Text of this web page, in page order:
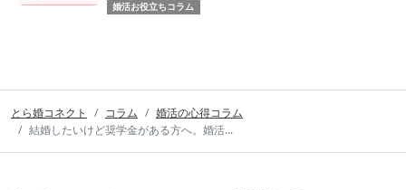
婚活お役立ちコラム
とら婚コネクト コラム
婚活の心得コラム
結婚したいけど奨学金がある方へ。婚活...